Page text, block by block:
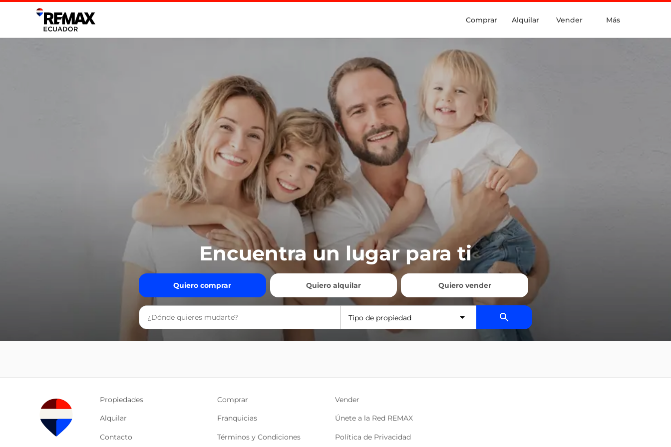
Comprar Alquilar Vender Más
Encuentra un lugar para ti
Quiero comprar Quiero alquilar Quiero vender
Tipo de propiedad
Propiedades Comprar Vender
Alquilar Franquicias Únete a la Red REMAX
Contacto Términos y Condiciones Política de Privacidad